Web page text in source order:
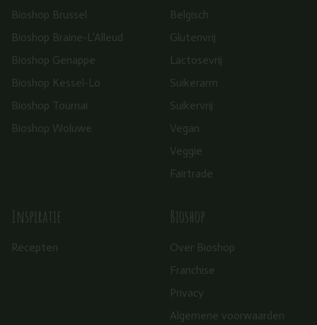
Bioshop Brussel
Bioshop Braine-L’Alleud
Bioshop Genappe
Bioshop Kessel-Lo
Bioshop Tournai
Bioshop Woluwe
Belgisch
Glutenvrij
Lactosevrij
Suikerarm
Suikervrij
Vegan
Veggie
Fairtrade
Inspiratie
Recepten
Bioshop
Over Bioshop
Franchise
Privacy
Algemene voorwaarden